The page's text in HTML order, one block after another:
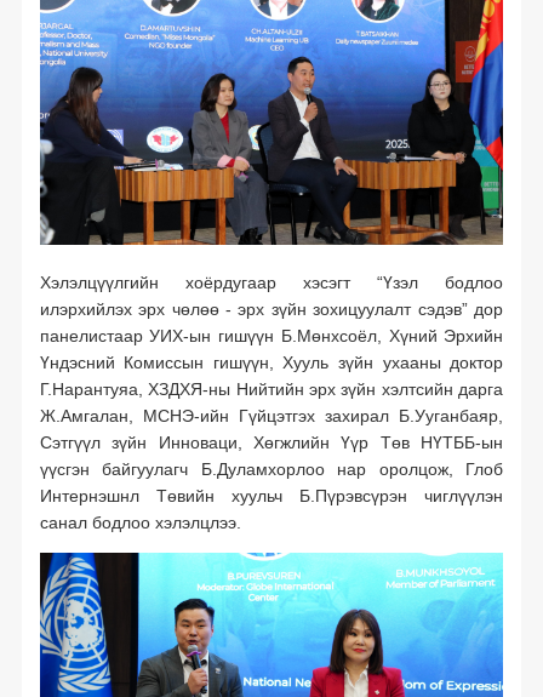
Хэлэлцүүлгийн хоёрдугаар хэсэгт “Үзэл бодлоо
илэрхийлэх эрх чөлөө - эрх зүйн зохицуулалт сэдэв” дор
панелистаар УИХ-ын гишүүн Б.Мөнхсоёл, Хүний Эрхийн
Үндэсний Комиссын гишүүн, Хууль зүйн ухааны доктор
Г.Нарантуяа, ХЗДХЯ-ны Нийтийн эрх зүйн хэлтсийн дарга
Ж.Амгалан, МСНЭ-ийн Гүйцэтгэх захирал Б.Ууганбаяр,
Сэтгүүл зүйн Инноваци, Хөгжлийн Үүр Төв НҮТББ-ын
үүсгэн байгуулагч Б.Дуламхорлоо нар оролцож, Глоб
Интернэшнл Төвийн хуульч Б.Пүрэвсүрэн чиглүүлэн
санал бодлоо хэлэлцлээ.